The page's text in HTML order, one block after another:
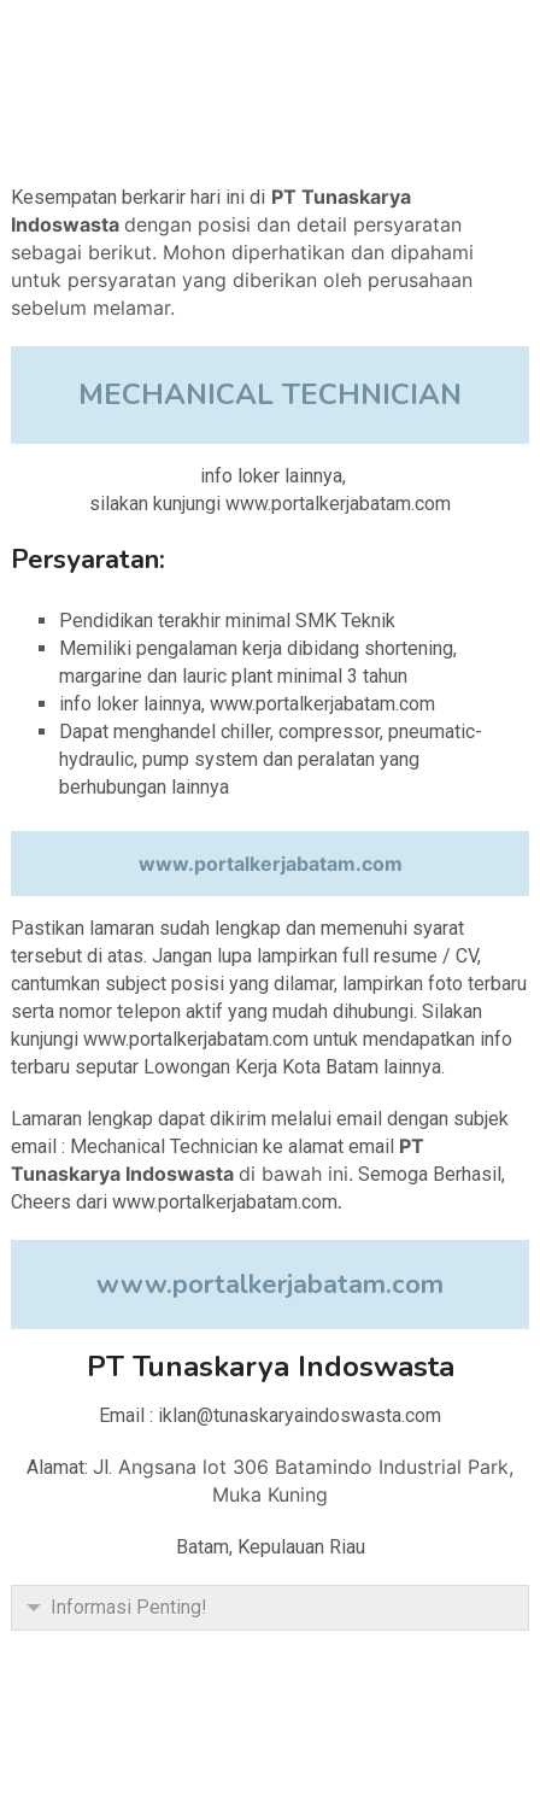
Kesempatan berkarir hari ini di PT Tunaskarya
Indoswasta dengan posisi dan detail persyaratan
sebagai berikut. Mohon diperhatikan dan dipahami
untuk persyaratan yang diberikan oleh perusahaan
sebelum melamar.
MECHANICAL TECHNICIAN
info loker lainnya,
silakan kunjungi www.portalkerjabatam.com
Persyaratan:
Pendidikan terakhir minimal SMK Teknik
Memiliki pengalaman kerja dibidang shortening,
margarine dan lauric plant minimal 3 tahun
info loker lainnya, www.portalkerjabatam.com
Dapat menghandel chiller, compressor, pneumatic-
hydraulic, pump system dan peralatan yang
berhubungan lainnya
www.portalkerjabatam.com
Pastikan lamaran sudah lengkap dan memenuhi syarat
tersebut di atas. Jangan lupa lampirkan full resume / CV,
cantumkan subject posisi yang dilamar, lampirkan foto terbaru
serta nomor telepon aktif yang mudah dihubungi. Silakan
kunjungi www.portalkerjabatam.com untuk mendapatkan info
terbaru seputar Lowongan Kerja Kota Batam lainnya.
Lamaran lengkap dapat dikirim melalui email dengan subjek
email : Mechanical Technician ke alamat email PT
Tunaskarya Indoswasta di bawah ini. Semoga Berhasil,
Cheers dari www.portalkerjabatam.com.
www.portalkerjabatam.com
PT Tunaskarya Indoswasta
Email : iklan@tunaskaryaindoswasta.com
Alamat: Jl. Angsana lot 306 Batamindo Industrial Park,
Muka Kuning
Batam, Kepulauan Riau
Informasi Penting!